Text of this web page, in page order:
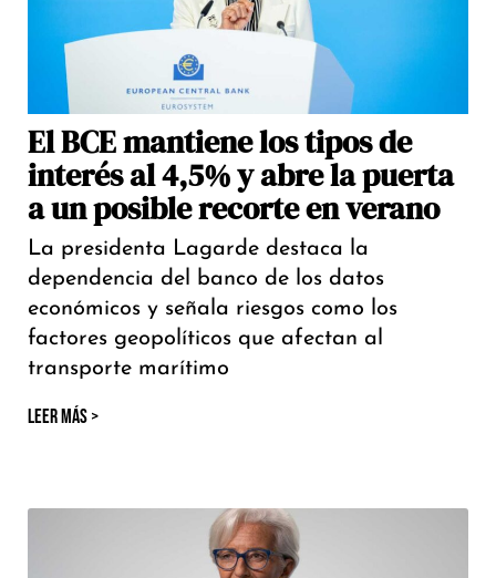
El BCE mantiene los tipos de
interés al 4,5% y abre la puerta
a un posible recorte en verano
La presidenta Lagarde destaca la
dependencia del banco de los datos
económicos y señala riesgos como los
factores geopolíticos que afectan al
transporte marítimo
LEER MÁS >